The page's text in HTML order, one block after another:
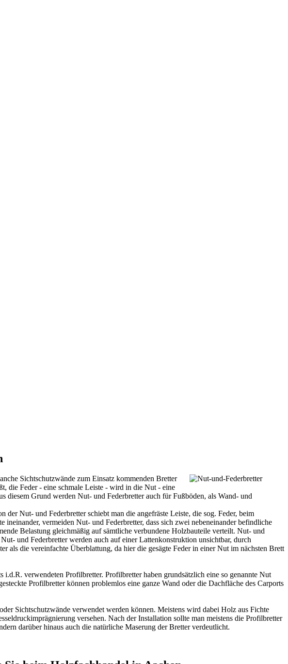
Sichtschutzwände zum Einsatz kommenden Bretter
die Feder - eine schmale Leiste - wird in die Nut - eine
diesem Grund werden Nut- und Federbretter auch für Fußböden, als Wand- und
Nut- und Federbretter schiebt man die angefräste Leiste, die sog. Feder, beim
vermeiden Nut- und Federbretter, dass sich zwei nebeneinander befindliche
Belastung gleichmäßig auf sämtliche verbundene Holzbauteile verteilt. Nut- und
und Federbretter werden auch auf einer Lattenkonstruktion unsichtbar, durch
als die vereinfachte Überblattung, da hier die gesägte Feder in einer Nut im nächsten Brett
i.d.R. verwendeten Profilbretter. Profilbretter haben grundsätzlich eine so genannte Nut
Profilbretter können problemlos eine ganze Wand oder die Dachfläche des Carports
Sichtschutzwände verwendet werden können. Meistens wird dabei Holz aus Fichte
versehen. Nach der Installation sollte man meistens die Profilbretter
darüber hinaus auch die natürliche Maserung der Bretter verdeutlicht.